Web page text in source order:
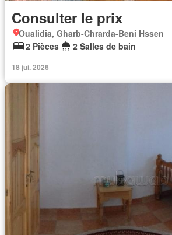
Consulter le prix
Oualidia, Gharb-Chrarda-Beni Hssen
2 Pièces
2 Salles de bain
18 jui. 2026